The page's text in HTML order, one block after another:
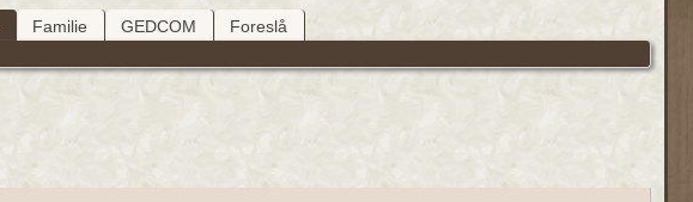
Familie GEDCOM Foreslå